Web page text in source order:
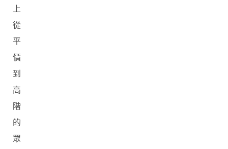
上
從
平
價
到
高
階
的
眾